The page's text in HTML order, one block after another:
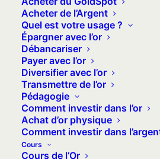
Acheter de l’Argent
Quel est votre usage ?
Épargner avec l’or
Débancariser
Payer avec l’or
Diversifier avec l’or
Transmettre de l’or
Pédagogie
Comment investir dans l’or
Achat d’or physique
Comment investir dans
Cours
Cours de l’Or
technologiques. Payez plus
rapidement et de façon plus